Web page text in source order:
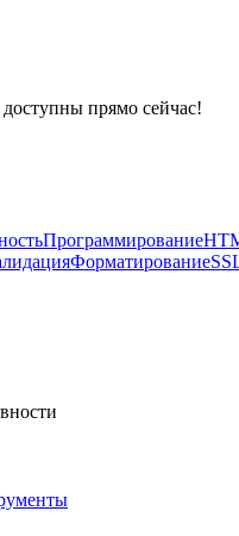
прямо сейчас!
Программирование
Форматирование